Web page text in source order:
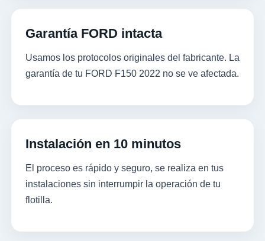
Garantía FORD intacta
Usamos los protocolos originales del fabricante. La
garantía de tu FORD F150 2022 no se ve afectada.
Instalación en 10 minutos
El proceso es rápido y seguro, se realiza en tus
instalaciones sin interrumpir la operación de tu
flotilla.